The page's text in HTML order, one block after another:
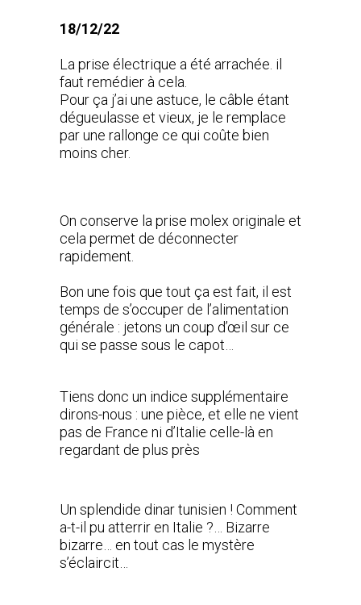
18/12/22
La prise électrique a été arrachée. il
faut remédier à cela.
Pour ça j’ai une astuce, le câble étant
dégueulasse et vieux, je le remplace
par une rallonge ce qui coûte bien
moins cher.
On conserve la prise molex originale et
cela permet de déconnecter
rapidement.
Bon une fois que tout ça est fait, il est
temps de s’occuper de l’alimentation
générale : jetons un coup d’œil sur ce
qui se passe sous le capot…
Tiens donc un indice supplémentaire
dirons-nous : une pièce, et elle ne vient
pas de France ni d’Italie celle-là en
regardant de plus près
Un splendide dinar tunisien ! Comment
a-t-il pu atterrir en Italie ?… Bizarre
bizarre… en tout cas le mystère
s’éclaircit…